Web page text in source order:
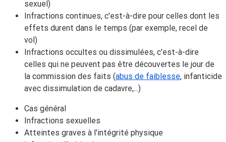
sexuel)
Infractions continues, c'est-à-dire pour celles dont les
effets durent dans le temps (par exemple, recel de
vol)
Infractions occultes ou dissimulées, c'est-à-dire
celles qui ne peuvent pas être découvertes le jour de
la commission des faits (abus de faiblesse, infanticide
avec dissimulation de cadavre,...)
Cas général
Infractions sexuelles
Atteintes graves à l'intégrité physique